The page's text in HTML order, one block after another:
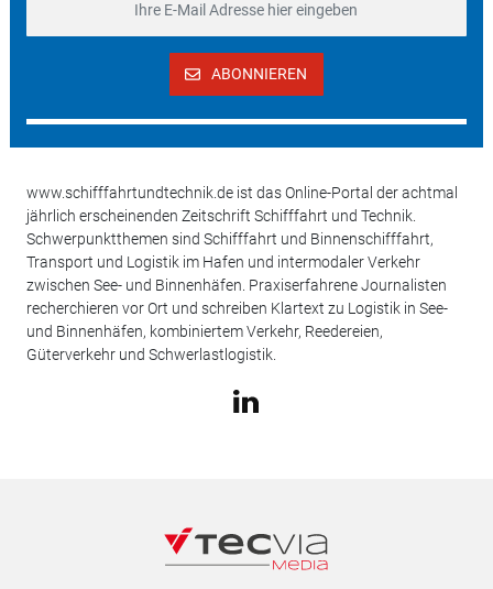
ABONNIEREN
www.schifffahrtundtechnik.de ist das Online-Portal der achtmal
jährlich erscheinenden Zeitschrift Schifffahrt und Technik.
Schwerpunktthemen sind Schifffahrt und Binnenschifffahrt,
Transport und Logistik im Hafen und intermodaler Verkehr
zwischen See- und Binnenhäfen. Praxiserfahrene Journalisten
recherchieren vor Ort und schreiben Klartext zu Logistik in See-
und Binnenhäfen, kombiniertem Verkehr, Reedereien,
Güterverkehr und Schwerlastlogistik.